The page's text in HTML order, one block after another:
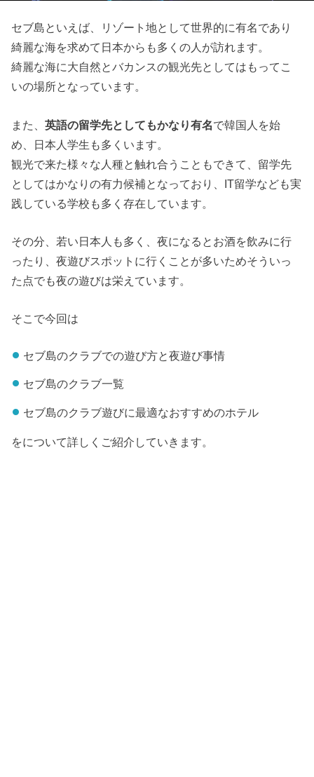
セブ島といえば、リゾート地として世界的に有名であり
綺麗な海を求めて日本からも多くの人が訪れます。
綺麗な海に大自然とバカンスの観光先としてはもってこ
いの場所となっています。
また、英語の留学先としてもかなり有名で韓国人を始
め、日本人学生も多くいます。
観光で来た様々な人種と触れ合うこともできて、留学先
としてはかなりの有力候補となっており、IT留学なども実
践している学校も多く存在しています。
その分、若い日本人も多く、夜になるとお酒を飲みに行
ったり、夜遊びスポットに行くことが多いためそういっ
た点でも夜の遊びは栄えています。
そこで今回は
セブ島のクラブでの遊び方と夜遊び事情
セブ島のクラブ一覧
セブ島のクラブ遊びに最適なおすすめのホテル
をについて詳しくご紹介していきます。